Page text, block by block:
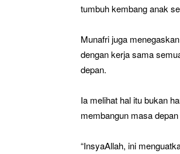
tumbuh kembang anak
Munafri juga
dengan kerja sama
depan.
Ia melihat hal itu bukan
membangun masa
“InsyaAllah, ini